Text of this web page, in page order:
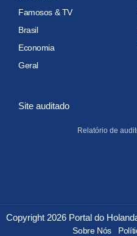
Famosos & TV
Brasil
Economia
Geral
Site auditado
Relatório de
Copyright 2026 Portal do
Sobre Nós